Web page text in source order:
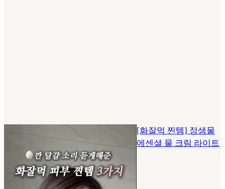
[화잘먹 찐템] 정샘물
에센셜 물 크림 라이트